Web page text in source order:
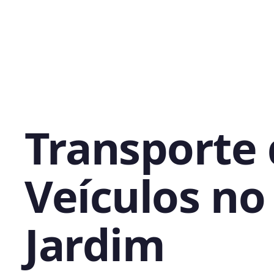
Transporte
Veículos no
Jardim